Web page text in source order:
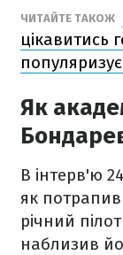
ЧИТАЙТЕ ТАКОЖ
цікавитись
Як
В інтерв'ю
як потрапив
річний
наблизив